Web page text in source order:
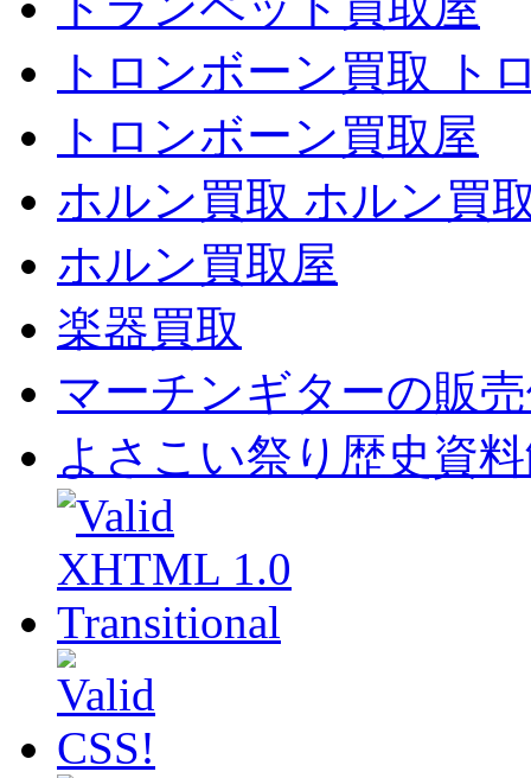
トロンボーン買取 ト
トロンボーン買取屋
ホルン買取 ホルン買
ホルン買取屋
楽器買取
マーチンギターの販
よさこい祭り歴史資